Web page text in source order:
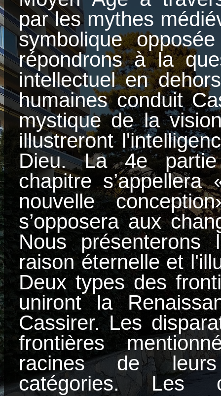
par les mythes
symbolique
répondrons à la
intellectuel en
humaines conduit
mystique de la
illustreront
Dieu. La 4e
chapitre
nouvelle
s’opposera aux
Nous présenterons
raison éternelle et
Deux types des
uniront la
Cassirer. Les
frontières
racines de
catégories. Les